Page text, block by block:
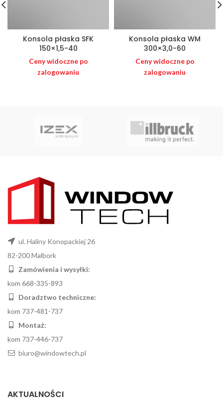
Konsola płaska SFK
150×1,5-40
Ceny widoczne po
zalogowaniu
Konsola płaska WM
300×3,0-60
Ceny widoczne po
zalogowaniu
ul. Haliny Konopackiej 26
82-200 Malbork
Zamówienia i wysyłki:
kom 668-335-893
Doradztwo techniczne:
kom 737-481-737
Montaż:
kom 737-446-737
biuro@windowtech.pl
AKTUALNOŚCI